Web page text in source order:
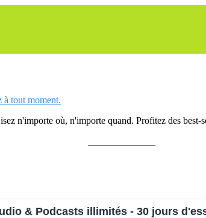
tout moment.
n'importe où, n'importe quand. Profitez des best-
& Podcasts illimités - 30 jours